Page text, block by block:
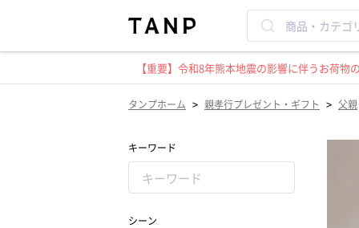
【重要】令和8年熊本地震の影響に伴うお荷
タンプホーム > 親孝行プレゼント・ギフト > 父親
キーワード
シーン